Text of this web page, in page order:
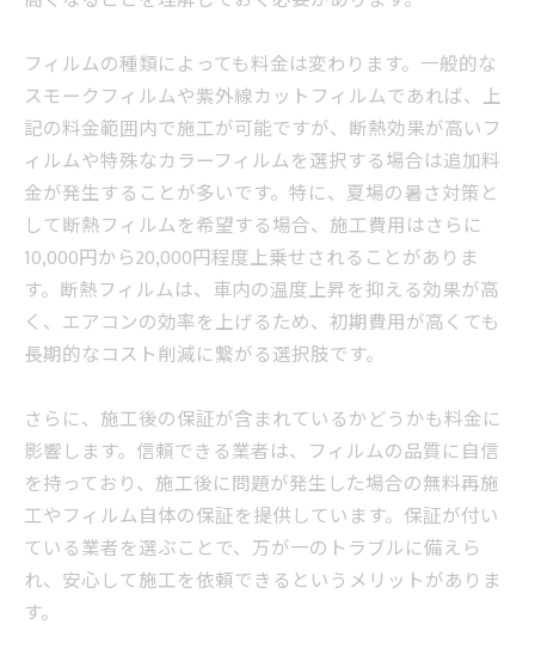
フィルムの種類によっても料金は変わります。一般的な
スモークフィルムや紫外線カットフィルムであれば、上
記の料金範囲内で施工が可能ですが、断熱効果が高いフ
ィルムや特殊なカラーフィルムを選択する場合は追加料
金が発生することが多いです。特に、夏場の暑さ対策と
して断熱フィルムを希望する場合、施工費用はさらに
10,000円から20,000円程度上乗せされることがありま
す。断熱フィルムは、車内の温度上昇を抑える効果が高
く、エアコンの効率を上げるため、初期費用が高くても
長期的なコスト削減に繋がる選択肢です。
さらに、施工後の保証が含まれているかどうかも料金に
影響します。信頼できる業者は、フィルムの品質に自信
を持っており、施工後に問題が発生した場合の無料再施
工やフィルム自体の保証を提供しています。保証が付い
ている業者を選ぶことで、万が一のトラブルに備えら
れ、安心して施工を依頼できるというメリットがありま
す。